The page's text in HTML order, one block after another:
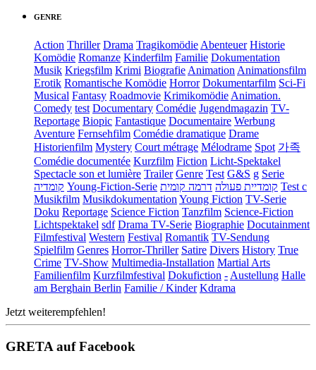
GENRE
Action Thriller Drama TragikomödieAbenteuer Historie
Komödie Romanze Kinderfilm Familie Dokumentation
Musik Kriegsfilm Krimi BiografieAnimationAnimationsfilm
Erotik Romantische Komödie Horror Dokumentarfilm Sci-Fi
Musical Fantasy Roadmovie KrimikomödieAnimation.
Comedy test Documentary Comédie Jugendmagazin TV-
Reportage Biopic Fantastique Documentaire Werbung
Aventure Fernsehfilm Comédie dramatique Drame
Historienfilm Mystery Court métrage Mélodrame Spot 가족
Comédie documentée Kurzfilm Fiction Licht-Spektakel
Spectacle son et lumière Trailer Genre Test G&S g Serie
קומדיה Young-Fiction-Serie קומדיית פעולה דרמה קומית
Test c
Musikfilm MusikdokumentationYoung Fiction TV-Serie
Doku Reportage Science Fiction Tanzfilm Science-Fiction
Lichtspektakel sdf Drama TV-Serie Biographie Docutainment
Filmfestival Western Festival Romantik TV-Sendung
Spielfilm Genres Horror-Thriller Satire Divers History True
Crime TV-Show Multimedia-Installation Martial Arts
Familienfilm Kurzfilmfestival Dokufiction -Austellung Halle
am Berghain Berlin Familie / Kinder Kdrama
Jetzt weiterempfehlen!
GRETA auf Facebook